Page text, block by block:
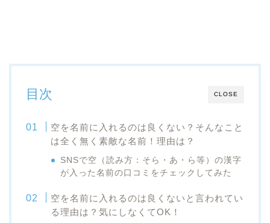
CLOSE
目次
空を名前に入れるのは良くない？そんなこと
は全く無く素敵な名前！理由は？
SNSで空（読み方：そら・あ・ら等）の漢字
が入った名前の口コミをチェックしてみた
空を名前に入れるのは良くないと言われてい
る理由は？気にしなくてOK！